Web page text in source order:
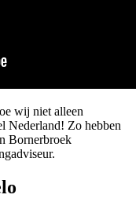
wij niet alleen
Nederland! Zo hebben
Bornerbroek